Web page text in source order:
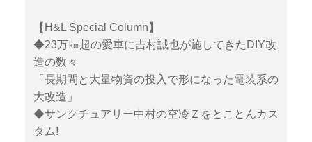
【H&L Special Column】
◆23万㎞超の愛車に吉村誠也が施してきたDIY改
造の数々
「長期間と大量物資の投入で形になった電装系の
大改造」
◆サンクチュアリー中村の空冷Ｚをとことんカス
タム!